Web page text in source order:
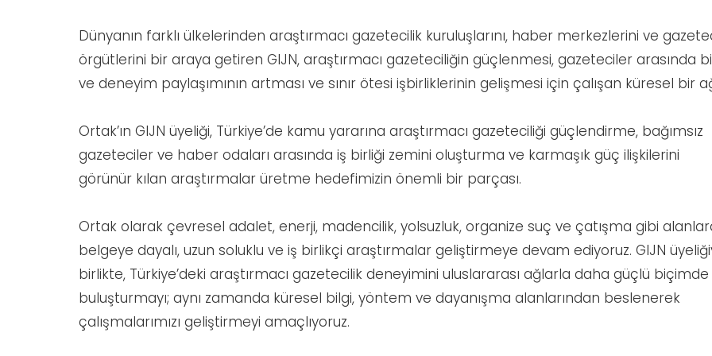
Dünyanın farklı ülkelerinden araştırmacı gazetecilik kuruluşlarını, haber merkezlerini ve
örgütlerini bir araya getiren GIJN, araştırmacı gazeteciliğin güçlenmesi, gazeteciler arasında
ve deneyim paylaşımının artması ve sınır ötesi işbirliklerinin gelişmesi için çalışan küresel bir
Ortak’ın GIJN üyeliği, Türkiye’de kamu yararına araştırmacı gazeteciliği güçlendirme, bağımsız
gazeteciler ve haber odaları arasında iş birliği zemini oluşturma ve karmaşık güç ilişkilerini
görünür kılan araştırmalar üretme hedefimizin önemli bir parçası.
Ortak olarak çevresel adalet, enerji, madencilik, yolsuzluk, organize suç ve çatışma gibi
belgeye dayalı, uzun soluklu ve iş birlikçi araştırmalar geliştirmeye devam ediyoruz. GIJN
birlikte, Türkiye’deki araştırmacı gazetecilik deneyimini uluslararası ağlarla daha güçlü biçimde
buluşturmayı; aynı zamanda küresel bilgi, yöntem ve dayanışma alanlarından beslenerek
çalışmalarımızı geliştirmeyi amaçlıyoruz.